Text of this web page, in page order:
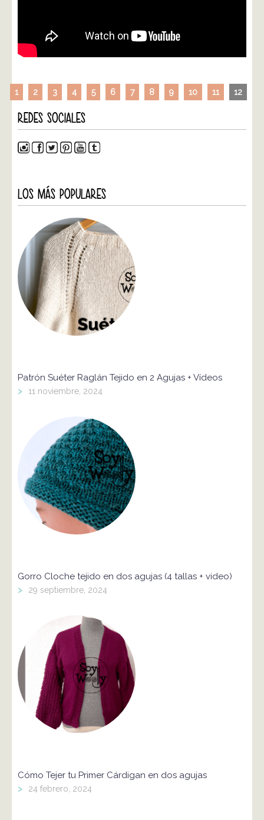
1 2 3 4 5 6 7 8 9 10 11 12
REDES SOCIALES
LOS MÁS POPULARES
Patrón Suéter Raglán Tejido en 2 Agujas + Vídeos
> 11 noviembre, 2024
Gorro Cloche tejido en dos agujas (4 tallas + video)
> 29 septiembre, 2024
Cómo Tejer tu Primer Cárdigan en dos agujas
> 24 febrero, 2024